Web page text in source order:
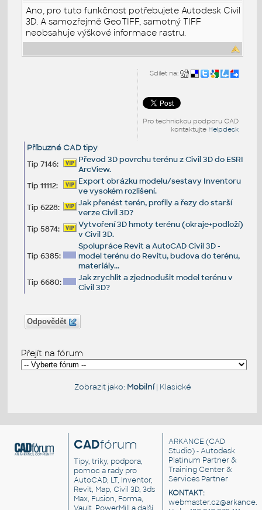
Ano, pro tuto funkčnost potřebujete Autodesk Civil
3D. A samozřejmě GeoTIFF, samotný TIFF
neobsahuje výškové informace rastru.
Sdílet na:
Pro technickou podporu CAD
kontaktujte Helpdesk
Příbuzné CAD tipy:
Tip 7146:
Převod 3D povrchu terénu z Civil 3D do ESRI
ArcView.
Tip 11112:
Export obrázku modelu/sestavy Inventoru
ve vysokém rozlišení.
Tip 6228:
Jak přenést terén, profily a řezy do starší
verze Civil 3D?
Tip 5874:
Vytvoření 3D hmoty terénu (okraje+podloží)
v Civil 3D.
Tip 6385:
Spolupráce Revit a AutoCAD Civil 3D -
model terénu do Revitu, budova do terénu,
materiály...
Tip 6680:
Jak zrychlit a zjednodušit model terénu v
Civil 3D?
Odpovědět
Přejít na fórum
Zobrazit jako: Mobilní| Klasické
CADfórum
Tipy, triky, podpora,
pomoc a rady pro
AutoCAD, LT, Inventor,
Revit, Map, Civil 3D, 3ds
Max, Fusion, Forma,
ARKANCE (CAD
Studio) - Autodesk
Platinum Partner &
Training Center &
Services Partner
KONTAKT: